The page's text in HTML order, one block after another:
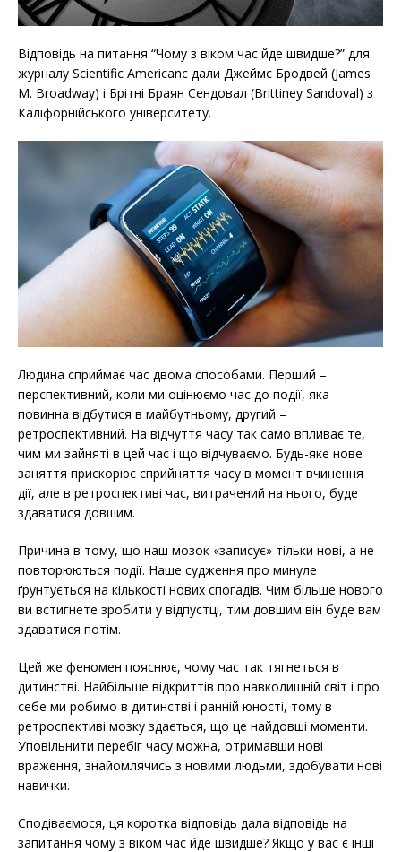
Відповідь на питання “Чому з віком час йде швидше?” для
журналу Scientific Americanс дали Джеймс Бродвей (James
M. Broadway) і Брітні Браян Сендовал (Brittiney Sandoval) з
Каліфорнійського університету.
Людина сприймає час двома способами. Перший –
перспективний, коли ми оцінюємо час до події, яка
повинна відбутися в майбутньому, другий –
ретроспективний. На відчуття часу так само впливає те,
чим ми зайняті в цей час і що відчуваємо. Будь-яке нове
заняття прискорює сприйняття часу в момент вчинення
дії, але в ретроспективі час, витрачений на нього, буде
здаватися довшим.
Причина в тому, що наш мозок «записує» тільки нові, а не
повторюються події. Наше судження про минуле
ґрунтується на кількості нових спогадів. Чим більше нового
ви встигнете зробити у відпустці, тим довшим він буде вам
здаватися потім.
Цей же феномен пояснює, чому час так тягнеться в
дитинстві. Найбільше відкриттів про навколишній світ і про
себе ми робимо в дитинстві і ранній юності, тому в
ретроспективі мозку здається, що це найдовші моменти.
Уповільнити перебіг часу можна, отримавши нові
враження, знайомлячись з новими людьми, здобувати нові
навички.
Сподіваємося, ця коротка відповідь дала відповідь на
запитання чому з віком час йде швидше? Якщо у вас є інші